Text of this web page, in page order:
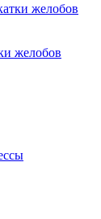
желобов
желобов